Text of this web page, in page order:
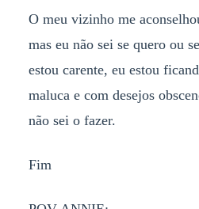
O meu vizinho me
mas eu não sei se quero ou
estou carente, eu estou
maluca e com desejos
não sei o fazer.
Fim